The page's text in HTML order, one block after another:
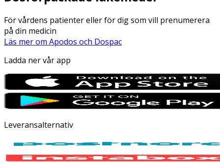
För vårdens patienter eller för dig som vill prenumerera
på din medicin
Läs mer om Apodos och Dospac
Ladda ner vår app
Leveransalternativ